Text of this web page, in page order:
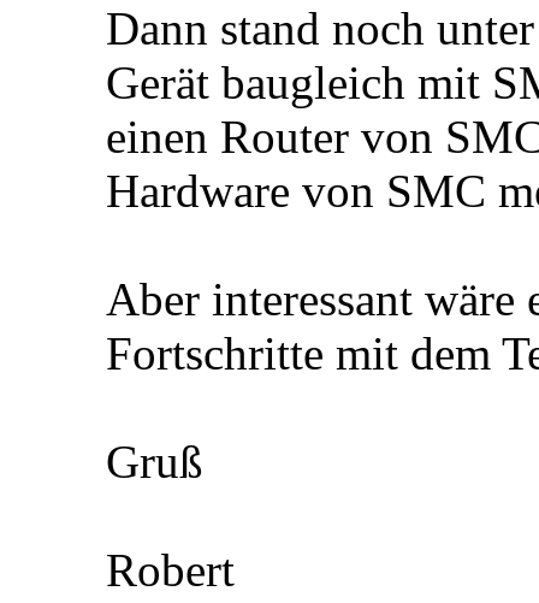
Dann stand noch
Gerät baugleich mit
einen Router von
Hardware von SMC
Aber interessant wäre
Fortschritte mit dem
Gruß
Robert